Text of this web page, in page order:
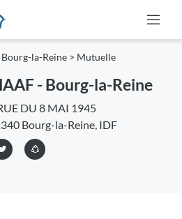
Bourg-la-Reine > Mutuelle
- Bourg-la-Reine
DU 8 MAI 1945
Bourg-la-Reine, IDF